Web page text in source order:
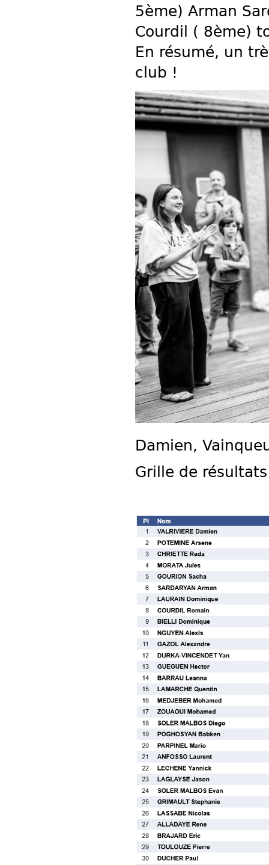
5ème) Arman
Courdil ( 8ème)
En résumé, un
club !
Damien,
Grille de